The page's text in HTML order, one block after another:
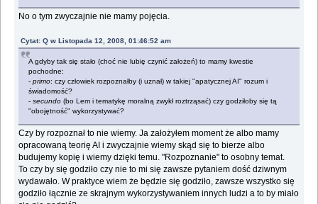
No o tym zwyczajnie nie mamy pojęcia.
Cytat: Q w Listopada 12, 2008, 01:46:52 am
A gdyby tak się stało (choć nie lubię czynić założeń) to mamy kwestie
pochodne:
-primo: czy człowiek rozpoznałby (i uznał) w takiej "apatycznej AI" rozum i
świadomość?
-secundo (bo Lem i tematykę moralną zwykł roztrząsać) czy godziłoby się tą
"obojętność" wykorzystywać?
Czy by rozpoznał to nie wiemy. Ja założyłem moment że albo mamy
opracowaną teorię AI i zwyczajnie wiemy skąd się to bierze albo
budujemy kopię i wiemy dzięki temu. "Rozpoznanie" to osobny temat.
To czy by się godziło czy nie to mi się zawsze pytaniem dość dziwnym
wydawało. W praktyce wiem że będzie się godziło, zawsze wszystko się
godziło łącznie ze skrajnym wykorzystywaniem innych ludzi a to by miało